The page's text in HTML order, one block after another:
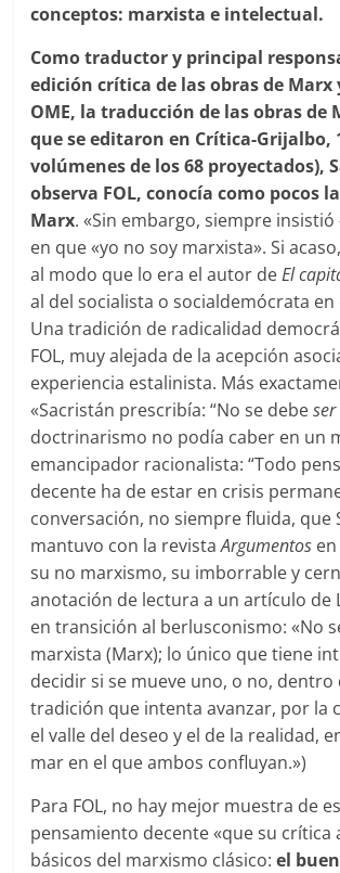
conceptos: marxista e intelectual.
Como traductor y principal
edición crítica de las obras de Marx
OME, la traducción de las obras de
que se editaron en Crítica-Grijalbo,
volúmenes de los 68 proyectados),
observa FOL, conocía como pocos
Marx. «Sin embargo, siempre
en que «yo no soy marxista». Si
al modo que lo era el autor deEl
al del socialista o socialdemócrata en
Una tradición de radicalidad
FOL, muy alejada de la acepción
experiencia estalinista. Más
«Sacristán prescribía: “No se debeser
doctrinarismo no podía caber en un
emancipador racionalista: “Todo
decente ha de estar en crisis
conversación, no siempre fluida, que
mantuvo con la revistaArgumentos en
su no marxismo, su imborrable y
anotación de lectura a un artículo de
en transición al berlusconismo: «No
marxista (Marx); lo único que tiene
decidir si se mueve uno, o no, dentro
tradición que intenta avanzar, por la
el valle del deseo y el de la realidad,
mar en el que ambos confluyan.»)
Para FOL, no hay mejor muestra de
pensamiento decente «que su crítica
básicos del marxismo clásico:el